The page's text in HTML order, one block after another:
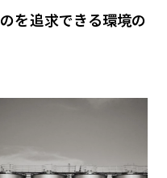
を追求できる環境の